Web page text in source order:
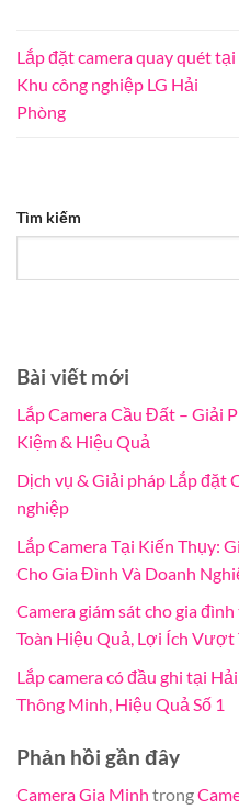
Lắp đặt camera quay quét tại
Khu công nghiệp LG Hải
Phòng
Tìm kiếm
Bài viết mới
Lắp Camera Cầu Đất – Giải
Kiệm & Hiệu Quả
Dịch vụ & Giải pháp Lắp đặt
nghiệp
Lắp Camera Tại Kiến Thụy:
Cho Gia Đình Và Doanh
Camera giám sát cho gia
Toàn Hiệu Quả, Lợi Ích Vượt
Lắp camera có đầu ghi tại
Thông Minh, Hiệu Quả Số 1
Phản hồi gần đây
Camera Gia Minh trong